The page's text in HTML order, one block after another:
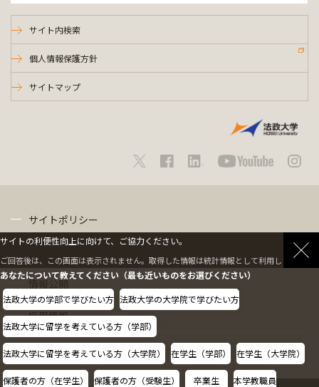
サイト内検索
個人情報保護方針
サイトマップ
サイトポリシー
情報公開
採用情報
教職員の方へ
サイトの利便性向上に向けて、ご協力ください。
ご回答後は、この画面は表示されません。取得した情報は統計情報として利用します。
あなたについて教えてください（最も近いものをお選びください）
法政大学の学部で学びたい方 法政大学の大学院で学びたい方
法政大学に留学を考えている方（学部）
法政大学に留学を考えている方（大学院） 在学生（学部） 在学生（大学院）
保護者の方（在学生） 保護者の方（受験生） 卒業生 本学教職員